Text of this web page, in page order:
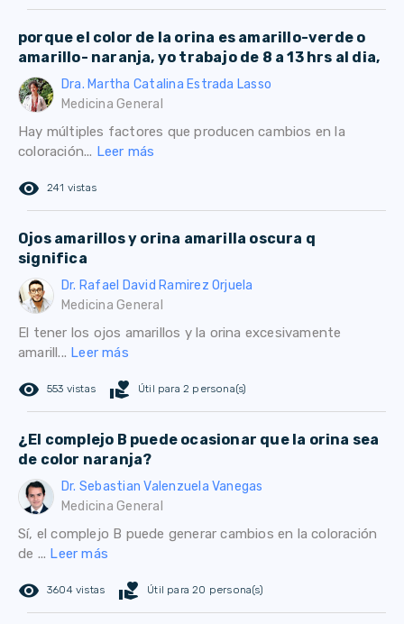
porque el color de la orina es amarillo-verde o
amarillo- naranja, yo trabajo de 8 a 13 hrs al dia,
Dra. Martha Catalina Estrada Lasso
Medicina General
Hay múltiples factores que producen cambios en la
coloración... Leer más
remove_red_eye 241 vistas
Ojos amarillos y orina amarilla oscura q
significa
Dr. Rafael David Ramirez Orjuela
Medicina General
El tener los ojos amarillos y la orina excesivamente
amarill... Leer más
remove_red_eye 553 vistas volunteer_activism Útil para 2 persona(s)
¿El complejo B puede ocasionar que la orina sea
de color naranja?
Dr. Sebastian Valenzuela Vanegas
Medicina General
Sí, el complejo B puede generar cambios en la coloración
de ... Leer más
remove_red_eye 3604 vistas volunteer_activism Útil para 20 persona(s)